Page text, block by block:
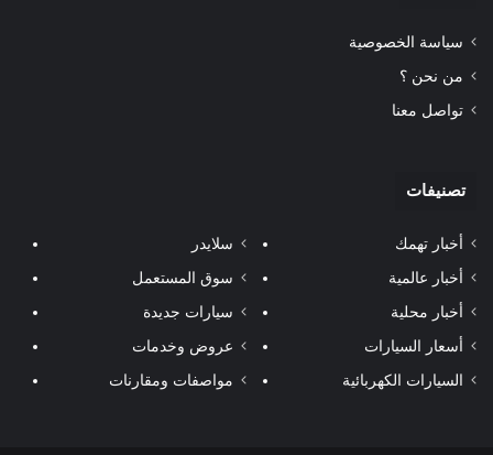
سياسة الخصوصية
من نحن ؟
تواصل معنا
تصنيفات
أخبار تهمك
أخبار عالمية
أخبار محلية
أسعار السيارات
السيارات الكهربائية
سلايدر
سوق المستعمل
سيارات جديدة
عروض وخدمات
مواصفات ومقارنات